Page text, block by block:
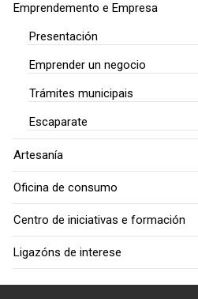
Emprendemento e Empresa
Presentación
Emprender un negocio
Trámites municipais
Escaparate
Artesanía
Oficina de consumo
Centro de iniciativas e formación
Ligazóns de interese